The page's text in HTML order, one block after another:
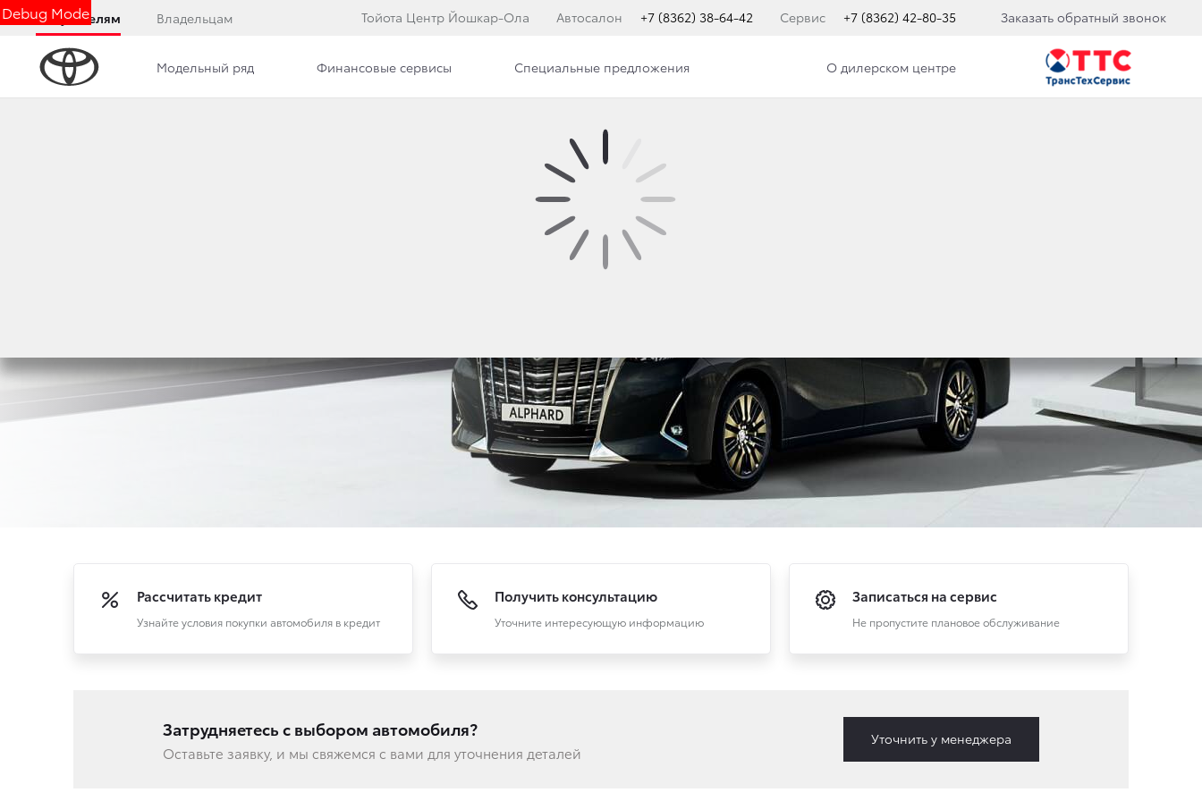
Debug Mode
Покупателям Владельцам Тойота Центр Йошкар-Ола Автосалон +7 (8362) 38-64-42 Сервис +7 (8362) 42-80-35 Заказать обратный звонок
Модельный ряд Финансовые сервисы Специальные предложения О дилерском центре
Рассчитать кредит
Узнайте условия покупки автомобиля в кредит
Получить консультацию
Уточните интересующую информацию
Записаться на сервис
Не пропустите плановое обслуживание
Затрудняетесь с выбором автомобиля?
Оставьте заявку, и мы свяжемся с вами для уточнения деталей
Уточнить у менеджера